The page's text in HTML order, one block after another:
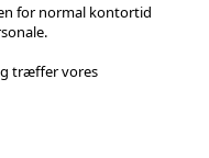
for normal kontortid
træffer vores